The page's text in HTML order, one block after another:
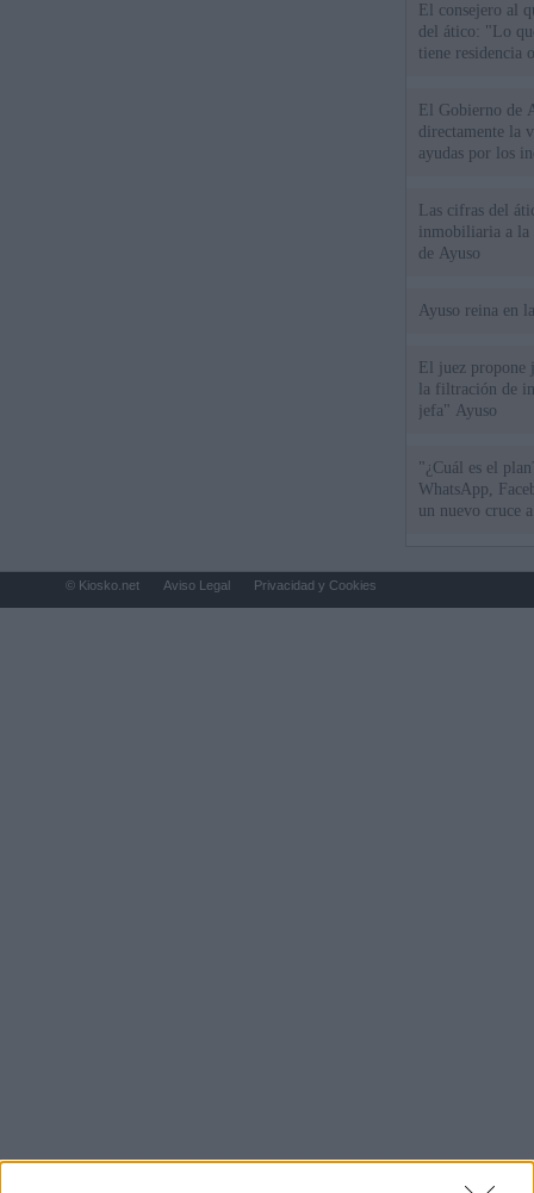
El consejero al
del ático: "Lo
tiene residencia
El Gobierno de
directamente la
ayudas por los
Las cifras del
inmobiliaria a la
de Ayuso
Ayuso reina en
El juez propone
la filtración de
jefa" Ayuso
"¿Cuál es el
WhatsApp,
un nuevo cruce
© Kiosko.net Aviso Legal Privacidad y Cookies